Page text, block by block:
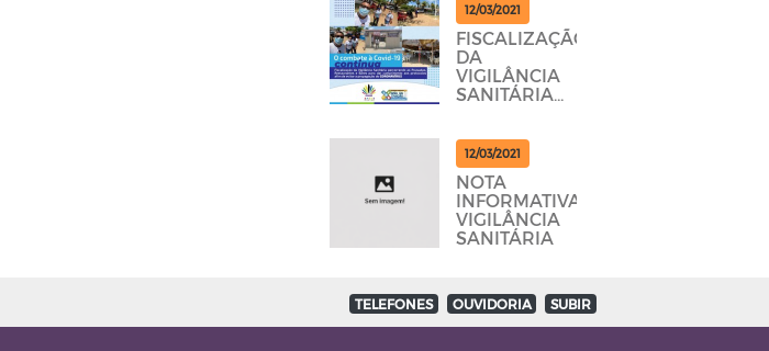
12/03/2021
FISCALIZAÇÃO
DA
VIGILÂNCIA
SANITÁRIA
POUSADAS,
RESTAURANTES
E BARES
PARA DAR
CUMPRINDO
OS
12/03/2021
NOTA
INFORMATIVA
VIGILÂNCIA
SANITÁRIA
TELEFONES OUVIDORIA SUBIR